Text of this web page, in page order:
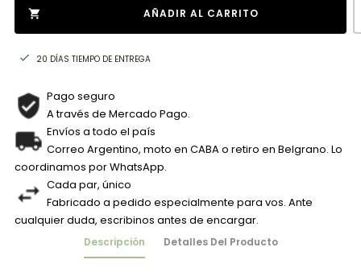
 AÑADIR AL CARRITO
 20 DÍAS TIEMPO DE ENTREGA
Pago seguro
A través de Mercado Pago.
Envíos a todo el país
Correo Argentino, moto en CABA o retiro en Belgrano. Lo
coordinamos por WhatsApp.
Cada par, único
Fabricado a pedido especialmente para vos. Ante
cualquier duda, escribinos antes de encargar.
Descripción Detalles Del Producto